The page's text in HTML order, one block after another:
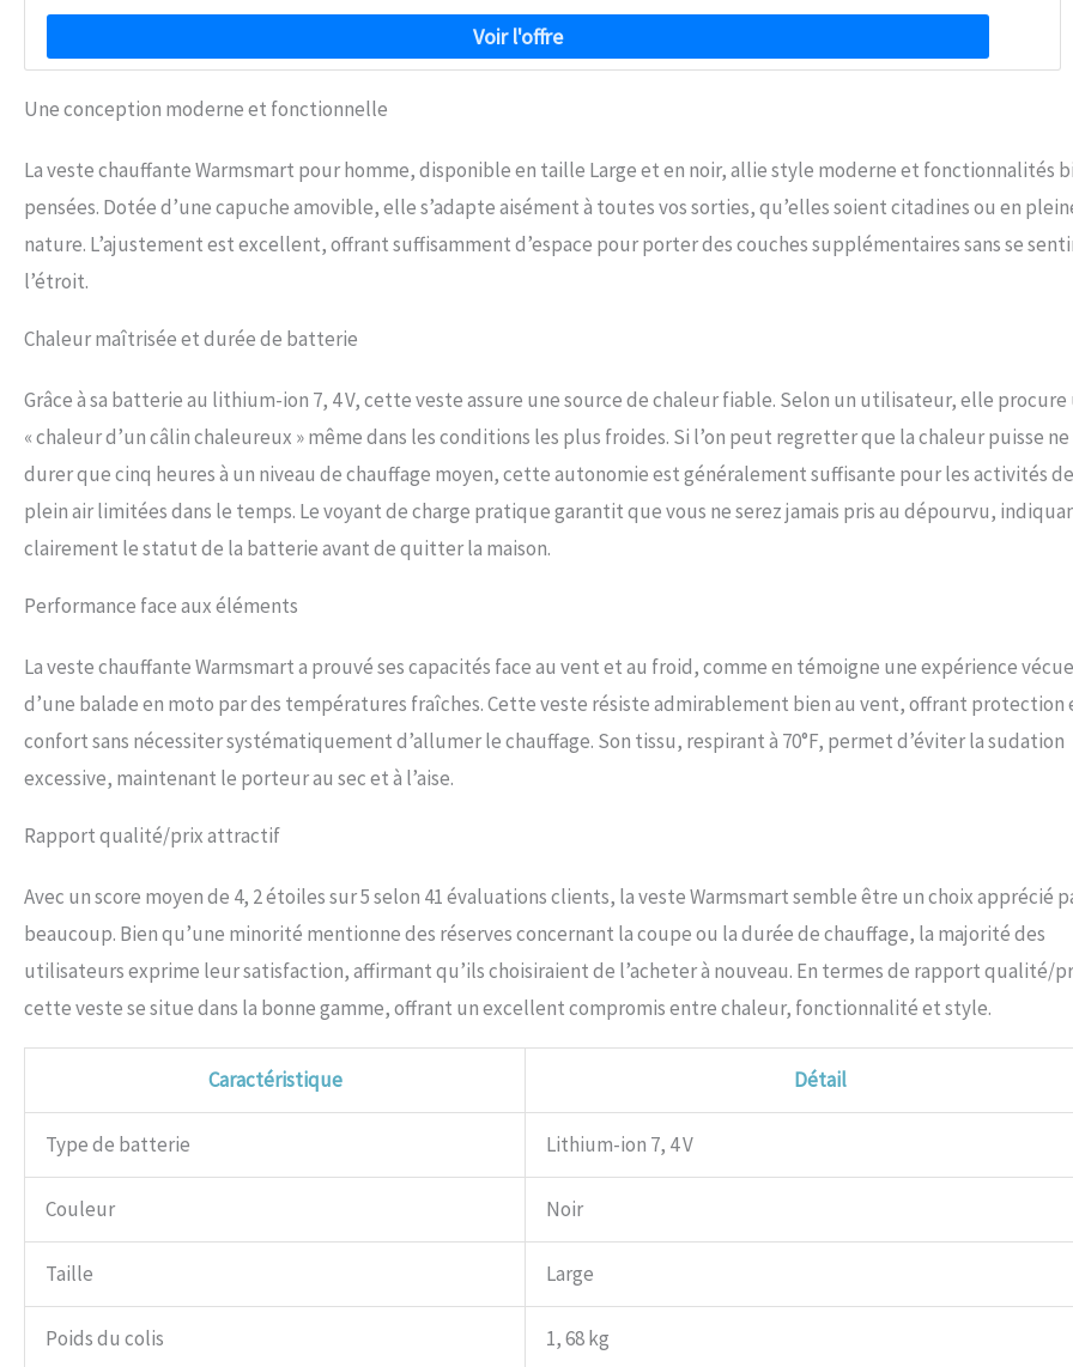
Une conception moderne et fonctionnelle
La veste chauffante Warmsmart pour homme, disponible en taille Large et en noir, allie style moderne et fonctionnalités
pensées. Dotée d’une capuche amovible, elle s’adapte aisément à toutes vos sorties, qu’elles soient citadines ou en
nature. L’ajustement est excellent, offrant suffisamment d’espace pour porter des couches supplémentaires sans se
l’étroit.
Chaleur maîtrisée et durée de batterie
Grâce à sa batterie au lithium-ion 7, 4 V, cette veste assure une source de chaleur fiable. Selon un utilisateur, elle procure
« chaleur d’un câlin chaleureux » même dans les conditions les plus froides. Si l’on peut regretter que la chaleur puisse ne
durer que cinq heures à un niveau de chauffage moyen, cette autonomie est généralement suffisante pour les activités de
plein air limitées dans le temps. Le voyant de charge pratique garantit que vous ne serez jamais pris au dépourvu,
clairement le statut de la batterie avant de quitter la maison.
Performance face aux éléments
La veste chauffante Warmsmart a prouvé ses capacités face au vent et au froid, comme en témoigne une expérience
d’une balade en moto par des températures fraîches. Cette veste résiste admirablement bien au vent, offrant protection
confort sans nécessiter systématiquement d’allumer le chauffage. Son tissu, respirant à 70°F, permet d’éviter la sudation
excessive, maintenant le porteur au sec et à l’aise.
Rapport qualité/prix attractif
Avec un score moyen de 4, 2 étoiles sur 5 selon 41 évaluations clients, la veste Warmsmart semble être un choix apprécié
beaucoup. Bien qu’une minorité mentionne des réserves concernant la coupe ou la durée de chauffage, la majorité des
utilisateurs exprime leur satisfaction, affirmant qu’ils choisiraient de l’acheter à nouveau. En termes de rapport qualité/
cette veste se situe dans la bonne gamme, offrant un excellent compromis entre chaleur, fonctionnalité et style.
Caractéristique Détail
Type de batterie Lithium-ion 7, 4 V
Couleur Noir
Taille Large
Poids du colis 1, 68 kg